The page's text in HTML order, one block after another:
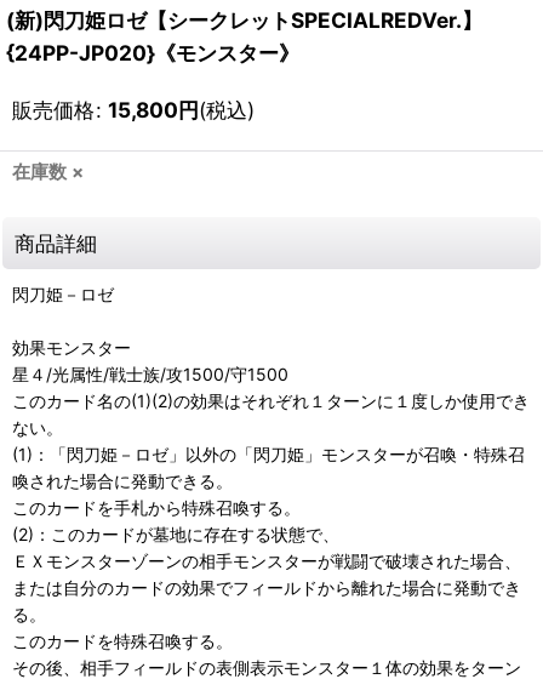
(新)閃刀姫ロゼ【シークレットSPECIALREDVer.】
{24PP-JP020}《モンスター》
販売価格: 15,800円(税込)
在庫数 ×
商品詳細
閃刀姫－ロゼ
効果モンスター
星４/光属性/戦士族/攻1500/守1500
このカード名の(1)(2)の効果はそれぞれ１ターンに１度しか使用でき
ない。
(1)：「閃刀姫－ロゼ」以外の「閃刀姫」モンスターが召喚・特殊召
喚された場合に発動できる。
このカードを手札から特殊召喚する。
(2)：このカードが墓地に存在する状態で、
ＥＸモンスターゾーンの相手モンスターが戦闘で破壊された場合、
または自分のカードの効果でフィールドから離れた場合に発動でき
る。
このカードを特殊召喚する。
その後、相手フィールドの表側表示モンスター１体の効果をターン